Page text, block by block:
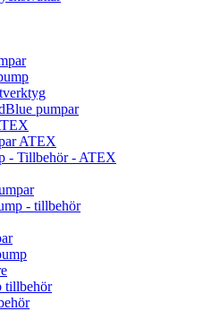
pumpar
ATEX
- Tillbehör - ATEX
- tillbehör
tillbehör